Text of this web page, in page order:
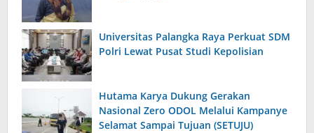
Universitas Palangka Raya Perkuat SDM
Polri Lewat Pusat Studi Kepolisian
Hutama Karya Dukung Gerakan
Nasional Zero ODOL Melalui Kampanye
Selamat Sampai Tujuan (SETUJU)